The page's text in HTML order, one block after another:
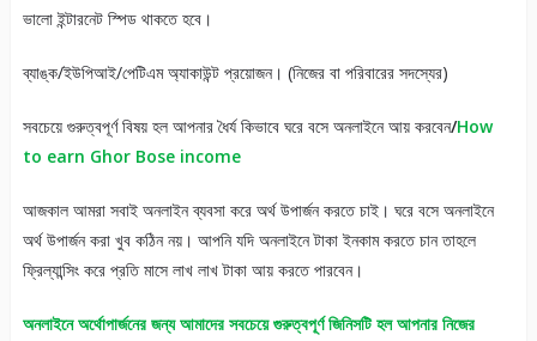
ভালো ইন্টারনেট স্পিড থাকতে হবে।
ব্যাঙ্ক/ইউপিআই/পেটিএম অ্যাকাউন্ট প্রয়োজন। (নিজের বা পরিবারের সদস্যের)
সবচেয়ে গুরুত্বপূর্ণ বিষয় হল আপনার ধৈর্য কিভাবে ঘরে বসে অনলাইনে আয় করবেন/How
to earn Ghor Bose income
আজকাল আমরা সবাই অনলাইন ব্যবসা করে অর্থ উপার্জন করতে চাই। ঘরে বসে অনলাইনে
অর্থ উপার্জন করা খুব কঠিন নয়। আপনি যদি অনলাইনে টাকা ইনকাম করতে চান তাহলে
ফ্রিল্যান্সিং করে প্রতি মাসে লাখ লাখ টাকা আয় করতে পারবেন।
অনলাইনে অর্থোপার্জনের জন্য আমাদের সবচেয়ে গুরুত্বপূর্ণ জিনিসটি হল আপনার নিজের